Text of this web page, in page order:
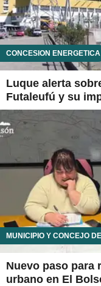
CONCESIÓN ENERGÉTICA
Luque alerta
Futaleufú y su
MUNICIPIO Y CONCEJO
Nuevo paso para
urbano en El